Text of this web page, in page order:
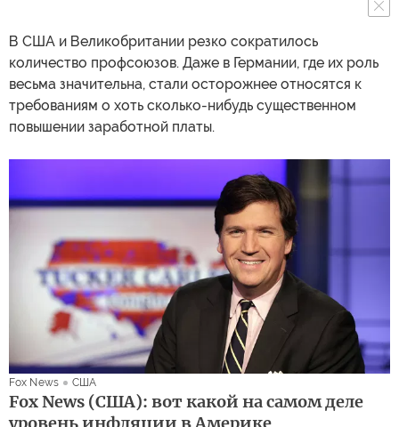
В США и Великобритании резко сократилось
количество профсоюзов. Даже в Германии, где их роль
весьма значительна, стали осторожнее относятся к
требованиям о хоть сколько-нибудь существенном
повышении заработной платы.
Fox News США
Fox News (США): вот какой на самом деле
уровень инфляции в Америке